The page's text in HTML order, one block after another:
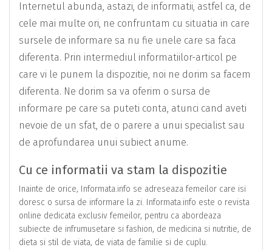
Internetul abunda, astazi, de informatii, astfel ca, de
cele mai multe ori, ne confruntam cu situatia in care
sursele de informare sa nu fie unele care sa faca
diferenta. Prin intermediul informatiilor-articol pe
care vi le punem la dispozitie, noi ne dorim sa facem
diferenta. Ne dorim sa va oferim o sursa de
informare pe care sa puteti conta, atunci cand aveti
nevoie de un sfat, de o parere a unui specialist sau
de aprofundarea unui subiect anume.
Cu ce informatii va stam la dispozitie
Inainte de orice, Informata.info se adreseaza femeilor care isi
doresc o sursa de informare la zi. Informata.info este o revista
online dedicata exclusiv femeilor, pentru ca abordeaza
subiecte de infrumusetare si fashion, de medicina si nutritie, de
dieta si stil de viata, de viata de familie si de cuplu.